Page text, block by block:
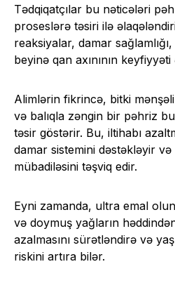
Tədqiqatçılar bu nəticələri
proseslərə təsiri ilə
reaksiyalar, damar
beyinə qan axınının
Alimlərin fikrincə, bitki
və balıqla zəngin bir pəhriz
təsir göstərir. Bu, iltihabı
damar sistemini dəstəkləyir
mübadiləsini təşviq edir.
Eyni zamanda, ultra emal
və doymuş yağların
azalmasını sürətləndirə və
riskini artıra bilər.